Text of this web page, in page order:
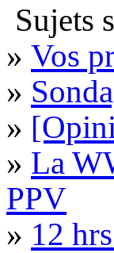
Sujets
» Vos
»
»
» La
PPV
» 12